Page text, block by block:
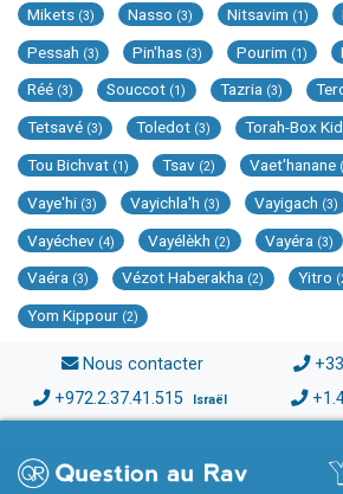
Mikets (3) Nasso (3) Nitsavim (1)
Pessah (3) Pin'has (3) Pourim (1)
Réé (3) Souccot (1) Tazria (3)
Tetsavé (3) Toledot (3) Torah-Box
Tou Bichvat (1) Tsav (2) Vaet'hanane
Vaye'hi (3) Vayichla'h (3) Vayigach (3)
Vayéchev (4) Vayélèkh (2) Vayéra (3)
Vaéra (3) Vézot Haberakha (2) Yitro
Yom Kippour (2)
Nous contacter
+972.2.37.41.515 Israël